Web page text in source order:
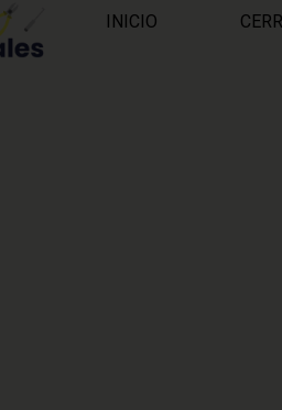
INICIO